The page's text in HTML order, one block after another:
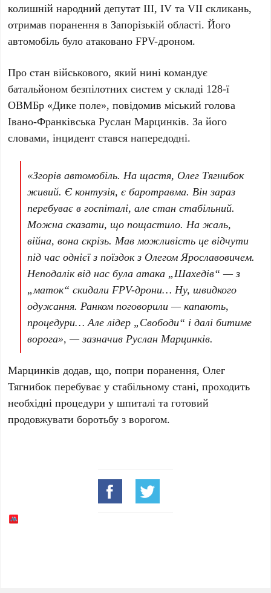
колишній народний депутатIII, IV та VII скликань,
отримав поранення вЗапорізькій області. Його
автомобіль було атакованоFPV-дроном.
Про стан військового, який нині командує
батальйоном безпілотних систем у складі 128-ї
ОВМБр «Дике поле», повідомив міський голова
Івано-Франківська Руслан Марцинків. За його
словами, інцидент стався напередодні.
«Згорів автомобіль. На щастя, Олег Тягнибок
живий. Є контузія, є баротравма. Він зараз
перебуває в госпіталі, але стан стабільний.
Можна сказати, що пощастило. На жаль,
війна, вона скрізь. Мав можливість це відчути
під час однієї з поїздок з Олегом Ярославовичем.
Неподалік від нас була атака „Шахедів“ — з
„маток“ скидали FPV-дрони… Ну, швидкого
одужання. Ранком поговорили — капають,
процедури… Але лідер „Свободи“ і далі битиме
ворога», — зазначив Руслан Марцинків.
Марцинків додав, що, попри поранення, Олег
Тягнибок перебуває у стабільному стані, проходить
необхідні процедури у шпиталі та готовий
продовжувати боротьбу з ворогом.